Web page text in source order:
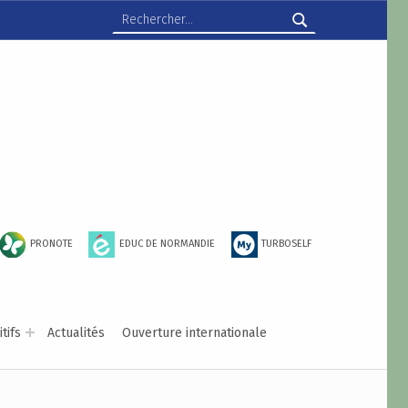
Actualités Ouverture internationale
PRONOTE EDUC DE NORMANDIE TURBOSELF